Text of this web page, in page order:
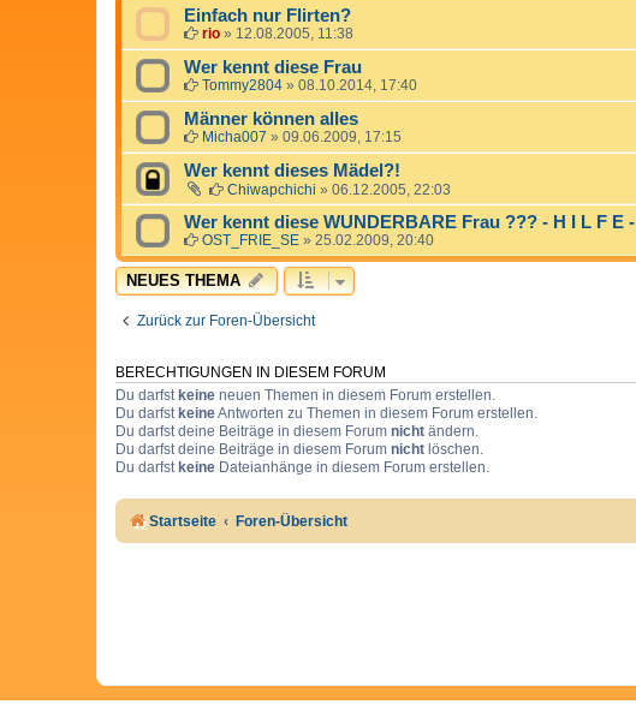
Einfach nur Flirten?
rio » 12.08.2005, 11:38
Wer kennt diese Frau
Tommy2804 » 08.10.2014, 17:40
Männer können alles
Micha007 » 09.06.2009, 17:15
Wer kennt dieses Mädel?!
Chiwapchichi » 06.12.2005, 22:03
Wer kennt diese WUNDERBARE Frau ??? - H I L F E -
OST_FRIE_SE » 25.02.2009, 20:40
NEUES THEMA
Zurück zur Foren-Übersicht
BERECHTIGUNGEN IN DIESEM FORUM
Du darfst keine neuen Themen in diesem Forum erstellen.
Du darfst keineAntworten zu Themen in diesem Forum erstellen.
Du darfst deine Beiträge in diesem Forum nicht ändern.
Du darfst deine Beiträge in diesem Forum nicht löschen.
Du darfst keine Dateianhänge in diesem Forum erstellen.
Startseite Foren-Übersicht